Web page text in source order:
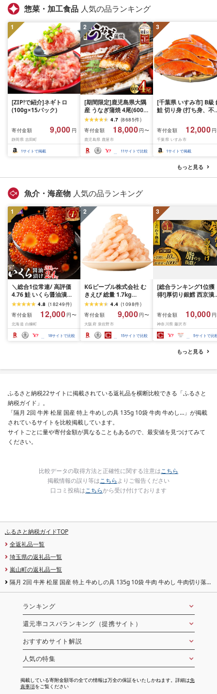
惣菜・加工食品 人気の品ランキング
1
[ZIP!で紹介]ネギトロ
(100g×15パック)
寄付金額 9,000 円
静岡県 吉田町
1サイトで掲載
2
[期間限定]鹿児島県大隅
産 うなぎ蒲焼 4尾(600g)
KN007-004-04-cp18 う
なぎ 鰻 魚 惣菜 総菜
4.7 (8685件)
寄付金額
18,000 円〜
鹿児島県 鹿屋市
11サイトで比較
3
[千葉県 いすみ市] B級
鮭 切り身 (打ち身、不
凍 魚 訳あり 海鮮 西川
おつまみ おかず
寄付金額 12,000
千葉県 いすみ市
1サイトで掲載
もっと見る
魚介・海産物 人気の品ランキング
1
＼総合1位常連/ 高評価
4.76 鮭 いくら醤油漬け
ふるさと納税 いくら
200g / 400g / 800g /
1.6kg / 2.4kg 200g パッ
ク[選べる容量] 醤油漬け
海鮮 イクラ 小分け ふる
さと ランキング 人気 ギ
4.8 (18249件)
寄付金額
12,000 円〜
北海道 白糠町
18サイトで比較
2
KGピープル株式会社 む
きえび 総量 1.7kg
(850g×2P) 特大 5Lサイ
ズ バナメイエビ バラ凍
結 下処理不要 サイズ不
揃い 訳あり
4.4 (1098件)
寄付金額
9,000 円〜
大阪府 泉佐野市
15サイトで比較
3
[総合ランキング1位獲
得!]厚切り銀鱈 西京漬
約 1,000g (約 100g ×
切) 西京味噌 西京みそ
噌漬け みそ 味噌 鮮魚
介 銀だら 銀ダラ ギン
ラ ぎんだら 鱈 タラ 魚
西京焼き 西京漬 西京
き 冷凍 厳選 鮮魚 漬け
礼品 おかず おつまみ
南 藤沢
寄付金額 10,000
神奈川県 藤沢市
5サイトで比
もっと見る
ふるさと納税22サイトに掲載されている返礼品を横断比較できる「ふるさと
納税ガイド」。
「隔月 2回 牛丼 松屋 国産 特上 牛めしの具 135g 10袋 牛肉 牛めし…」が掲載
されているサイトを比較掲載しています。
サイトごとに量や寄付金額が異なることもあるので、最安値を見つけてみて
ください。
比較データの取得方法と正確性に関する注意はこちら
掲載情報の誤り等はこちらよりご報告ください
口コミ投稿はこちらから受け付けております
ふるさと納税ガイドTOP
全返礼品一覧
埼玉県の返礼品一覧
嵐山町の返礼品一覧
隔月 2回 牛丼 松屋 国産 特上 牛めしの具 135g 10袋 牛肉 牛めし 牛肉切り落と
ランキング
還元率コスパランキング（提携サイト）
おすすめサイト解説
人気の特集
掲載している寄附金額等の全ての情報は万全の保証をいたしかねます。詳細は免
責事項をご覧ください